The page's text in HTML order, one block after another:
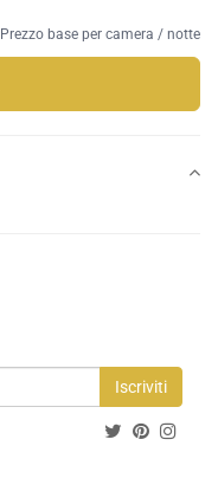
Prezzo base per camera / notte
Iscriviti